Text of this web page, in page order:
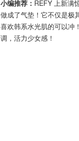
小编推荐： REFY 上新满
做成了气垫！它不仅是极
喜欢韩系水光肌的可以冲
调，活力少女感！